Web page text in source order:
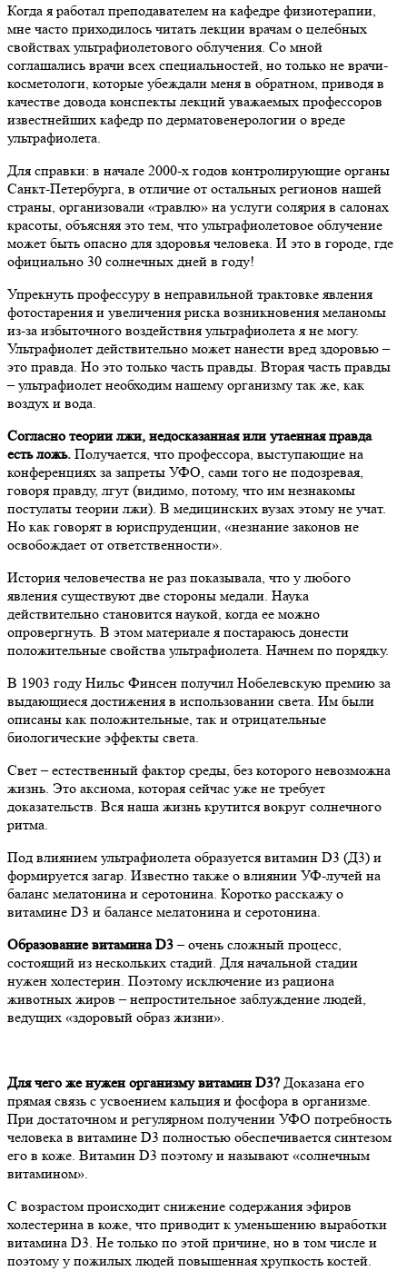
Когда я работал преподавателем на кафедре физиотерапии,
мне часто приходилось читать лекции врачам о целебных
свойствах ультрафиолетового облучения. Со мной
соглашались врачи всех специальностей, но только не врачи-
косметологи, которые убеждали меня в обратном, приводя в
качестве довода конспекты лекций уважаемых профессоров
известнейших кафедр по дерматовенерологии о вреде
ультрафиолета.
Для справки: в начале 2000-х годов контролирующие органы
Санкт-Петербурга, в отличие от остальных регионов нашей
страны, организовали «травлю» на услуги солярия в салонах
красоты, объясняя это тем, что ультрафиолетовое облучение
может быть опасно для здоровья человека. И это в городе, где
официально 30 солнечных дней в году!
Упрекнуть профессуру в неправильной трактовке явления
фотостарения и увеличения риска возникновения меланомы
из-за избыточного воздействия ультрафиолета я не могу.
Ультрафиолет действительно может нанести вред здоровью –
это правда. Но это только часть правды. Вторая часть правды
– ультрафиолет необходим нашему организму так же, как
воздух и вода.
Согласно теории лжи, недосказанная или утаенная правда
есть ложь. Получается, что профессора, выступающие на
конференциях за запреты УФО, сами того не подозревая,
говоря правду, лгут (видимо, потому, что им незнакомы
постулаты теории лжи). В медицинских вузах этому не учат.
Но как говорят в юриспруденции, «незнание законов не
освобождает от ответственности».
История человечества не раз показывала, что у любого
явления существуют две стороны медали. Наука
действительно становится наукой, когда ее можно
опровергнуть. В этом материале я постараюсь донести
положительные свойства ультрафиолета. Начнем по порядку.
В 1903 году Нильс Финсен получил Нобелевскую премию за
выдающиеся достижения в использовании света. Им были
описаны как положительные, так и отрицательные
биологические эффекты света.
Свет – естественный фактор среды, без которого невозможна
жизнь. Это аксиома, которая сейчас уже не требует
доказательств. Вся наша жизнь крутится вокруг солнечного
ритма.
Под влиянием ультрафиолета образуется витамин D3 (Д3) и
формируется загар. Известно также о влиянии УФ-лучей на
баланс мелатонина и серотонина. Коротко расскажу о
витамине D3 и балансе мелатонина и серотонина.
Образование витамина D3– очень сложный процесс,
состоящий из нескольких стадий. Для начальной стадии
нужен холестерин. Поэтому исключение из рациона
животных жиров – непростительное заблуждение людей,
ведущих «здоровый образ жизни».
Для чего же нужен организму витамин D3? Доказана его
прямая связь с усвоением кальция и фосфора в организме.
При достаточном и регулярном получении УФО потребность
человека в витамине D3 полностью обеспечивается синтезом
его в коже. Витамин D3 поэтому и называют «солнечным
витамином».
С возрастом происходит снижение содержания эфиров
холестерина в коже, что приводит к уменьшению выработки
витамина D3. Не только по этой причине, но в том числе и
поэтому у пожилых людей повышенная хрупкость костей.